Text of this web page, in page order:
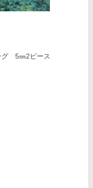
グ 5㎜2ピース